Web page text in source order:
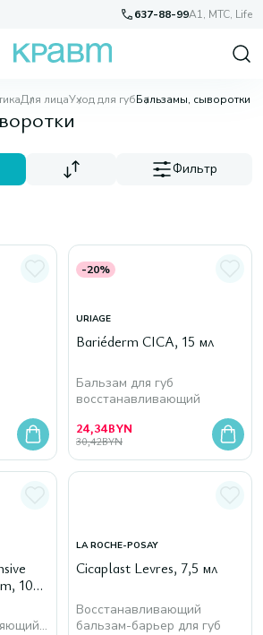
637-88-99A1, МТС, Life
Для лицаУход для губБальзамы, сыворотки
Фильтр
-20%
URIAGE
Bariéderm CICA, 15 мл
Бальзам для губ
восстанавливающий
24,34BYN
30,42BYN
10
LA ROCHE-POSAY
Cicaplast Levres, 7,5 мл
Восстанавливающий
бальзам-барьер для губ